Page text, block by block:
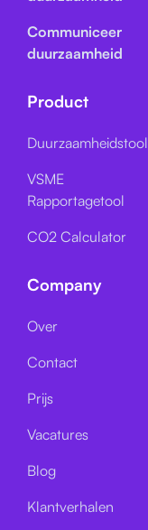
Communiceer
duurzaamheid
Product
Duurzaamheidstool
VSME
Rapportagetool
CO2 Calculator
Company
Over
Contact
Prijs
Vacatures
Blog
Klantverhalen